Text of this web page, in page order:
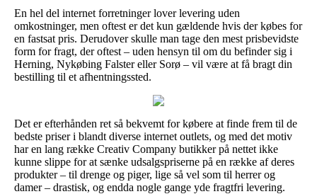
En hel del internet forretninger lover levering uden
omkostninger, men oftest er det kun gældende hvis der købes for
en fastsat pris. Derudover skulle man tage den mest prisbevidste
form for fragt, der oftest – uden hensyn til om du befinder sig i
Herning, Nykøbing Falster eller Sorø – vil være at få bragt din
bestilling til et afhentningssted.
Det er efterhånden ret så bekvemt for købere at finde frem til de
bedste priser i blandt diverse internet outlets, og med det motiv
har en lang række Creativ Company butikker på nettet ikke
kunne slippe for at sænke udsalgspriserne på en række af deres
produkter – til drenge og piger, lige så vel som til herrer og
damer – drastisk, og endda nogle gange yde fragtfri levering.